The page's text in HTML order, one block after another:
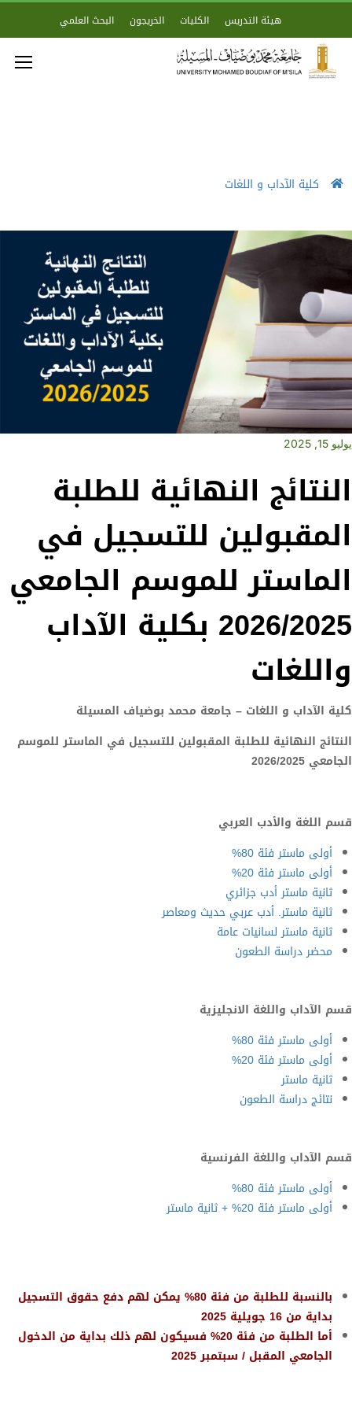
هيئة التدريس الكليات الخريجون البحث العلمي
كلية الآداب و اللغات
يوليو 15, 2025
النتائج النهائية للطلبة
المقبولين للتسجيل في
الماستر للموسم الجامعي
2026/2025 بكلية الآداب
واللغات
كلية الآداب و اللغات – جامعة محمد بوضياف المسيلة
النتائج النهائية للطلبة المقبولين للتسجيل في الماستر للموسم
الجامعي 2026/2025
قسم اللغة والأدب العربي
أولى ماستر فئة 80%
أولى ماستر فئة 20%
ثانية ماستر أدب جزائري
ثانية ماستر. أدب عربي حديث ومعاصر
ثانية ماستر لسانيات عامة
محضر دراسة الطعون
قسم الآداب واللغة الانجليزية
أولى ماستر فئة 80%
أولى ماستر فئة 20%
ثانية ماستر
نتائج دراسة الطعون
قسم الآداب واللغة الفرنسية
أولى ماستر فئة 80%
أولى ماستر فئة 20% + ثانية ماستر
بالنسبة للطلبة من فئة 80% يمكن لهم دفع حقوق التسجيل
بداية من 16 جويلية 2025
أما الطلبة من فئة 20% فسيكون لهم ذلك بداية من الدخول
الجامعي المقبل / سبتمبر 2025